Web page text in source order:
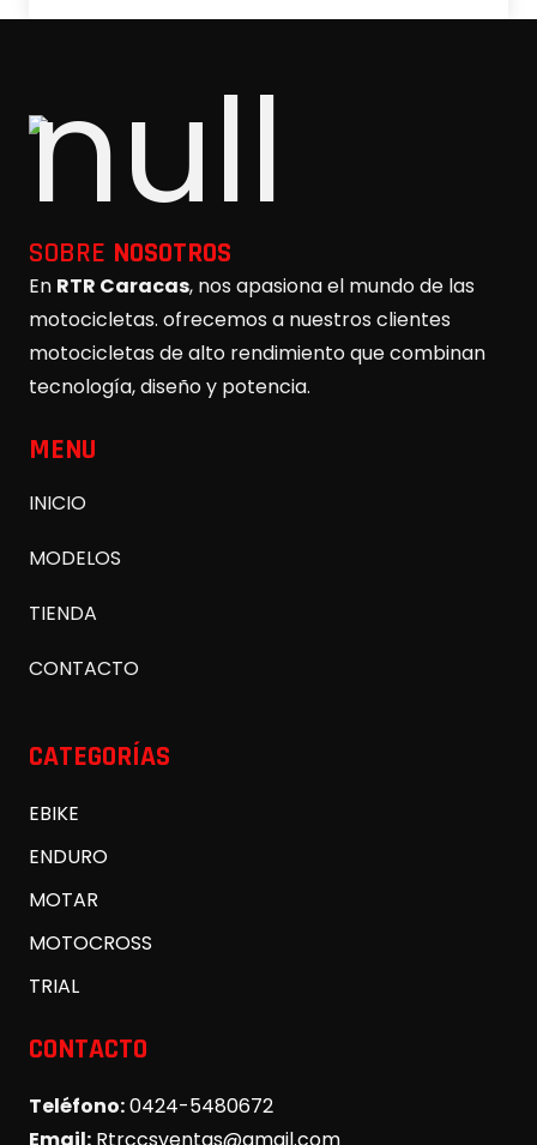
SOBRE NOSOTROS
En RTR Caracas, nos apasiona el mundo de las
motocicletas. ofrecemos a nuestros clientes
motocicletas de alto rendimiento que combinan
tecnología, diseño y potencia.
MENU
INICIO
MODELOS
TIENDA
CONTACTO
CATEGORÍAS
EBIKE
ENDURO
MOTAR
MOTOCROSS
TRIAL
CONTACTO
Teléfono:0424-5480672